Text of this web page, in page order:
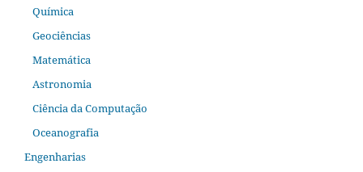
Química
Geociências
Matemática
Astronomia
Ciência da Computação
Oceanografia
Engenharias